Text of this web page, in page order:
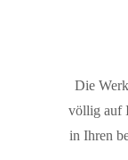
Die
völlig auf
in Ihren